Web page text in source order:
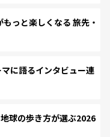
っと楽しくなる 旅先・
に語るインタビュー連
球の歩き方が選ぶ2026